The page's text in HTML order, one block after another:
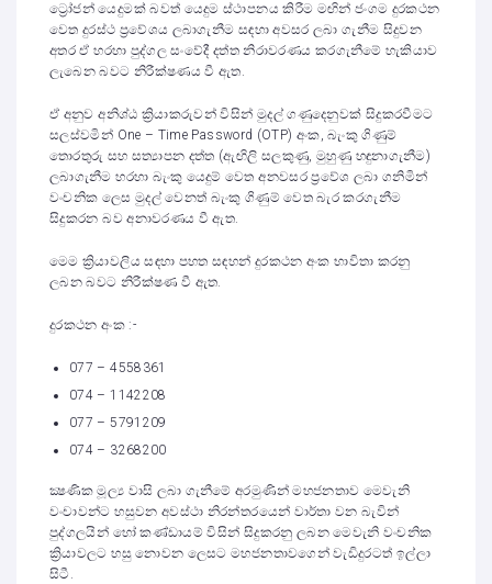
ට්‍රෝජන් යෙදුමක් බවත් යෙදුම ස්ථාපනය කිරීම මඟින් ජංගම දුරකථන
වෙත දුරස්ථ ප්‍රවේශය ලබාගැනීම සඳහා අවසර ලබා ගැනීම සිදුවන
අතර ඒ හරහා පුද්ගල සංවේදී දත්ත නිරාවරණය කරගැනීමේ හැකියාව
ලැබෙන බවට නිරීක්ෂණය වී ඇත.
ඒ අනුව අනිශ්ඨ ක්‍රියාකරුවන් විසින් මුදල් ගණුදෙනුවක් සිදුකරවීමට
සලස්වමින් One – Time Password (OTP) අංක, බැංකු ගිණුම්
තොරතුරු සහ සත්‍යාපන දත්ත (ඇඟිලි සලකුණු, මුහුණු හඳුනාගැනීම)
ලබාගැනීම හරහා බැංකු යෙදුම් වෙත අනවසර ප්‍රවේශ ලබා ගනිමින්
වංචනික ලෙස මුදල් වෙනත් බැංකු ගිණුම් වෙත බැර කරගැනීම
සිදුකරන බව අනාවරණය වී ඇත.
මෙම ක්‍රියාවලිය සඳහා පහත සඳහන් දුරකථන අංක භාවිතා කරනු
ලබන බවට නිරීක්ෂණ වී ඇත.
දුරකථන අංක :-
077 – 4558361
074 – 1142208
077 – 5791209
074 – 3268200
ක්‍ෂණික මූල්‍ය වාසි ලබා ගැනීමේ අරමුණින් මහජනතාව මෙවැනි
වංචාවන්ට හසුවන අවස්ථා නිරන්තරයෙන් වාර්තා වන බැවින්
පුද්ගලයින් හෝ කණ්ඩායම් විසින් සිදුකරනු ලබන මෙවැනි වංචනික
ක්‍රියාවලට හසු නොවන ලෙසට මහජනතාවගෙන් වැඩිදුරටත් ඉල්ලා
සිටී.